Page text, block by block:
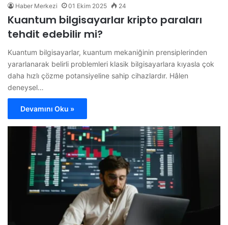
Haber Merkezi 01 Ekim 2025 24
Kuantum bilgisayarlar kripto paraları
tehdit edebilir mi?
Kuantum bilgisayarlar, kuantum mekaniğinin prensiplerinden
yararlanarak belirli problemleri klasik bilgisayarlara kıyasla çok
daha hızlı çözme potansiyeline sahip cihazlardır. Hâlen
deneysel…
Devamını Oku »